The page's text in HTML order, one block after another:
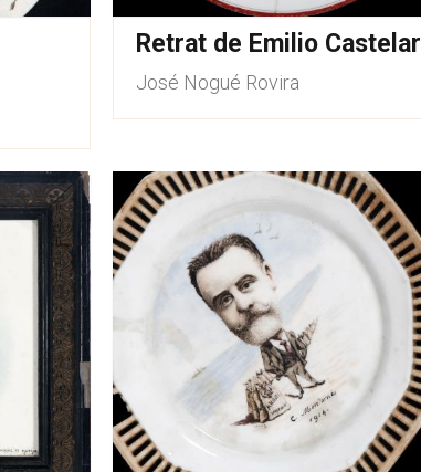
Retrat de Emilio Castelar
José Nogué Rovira